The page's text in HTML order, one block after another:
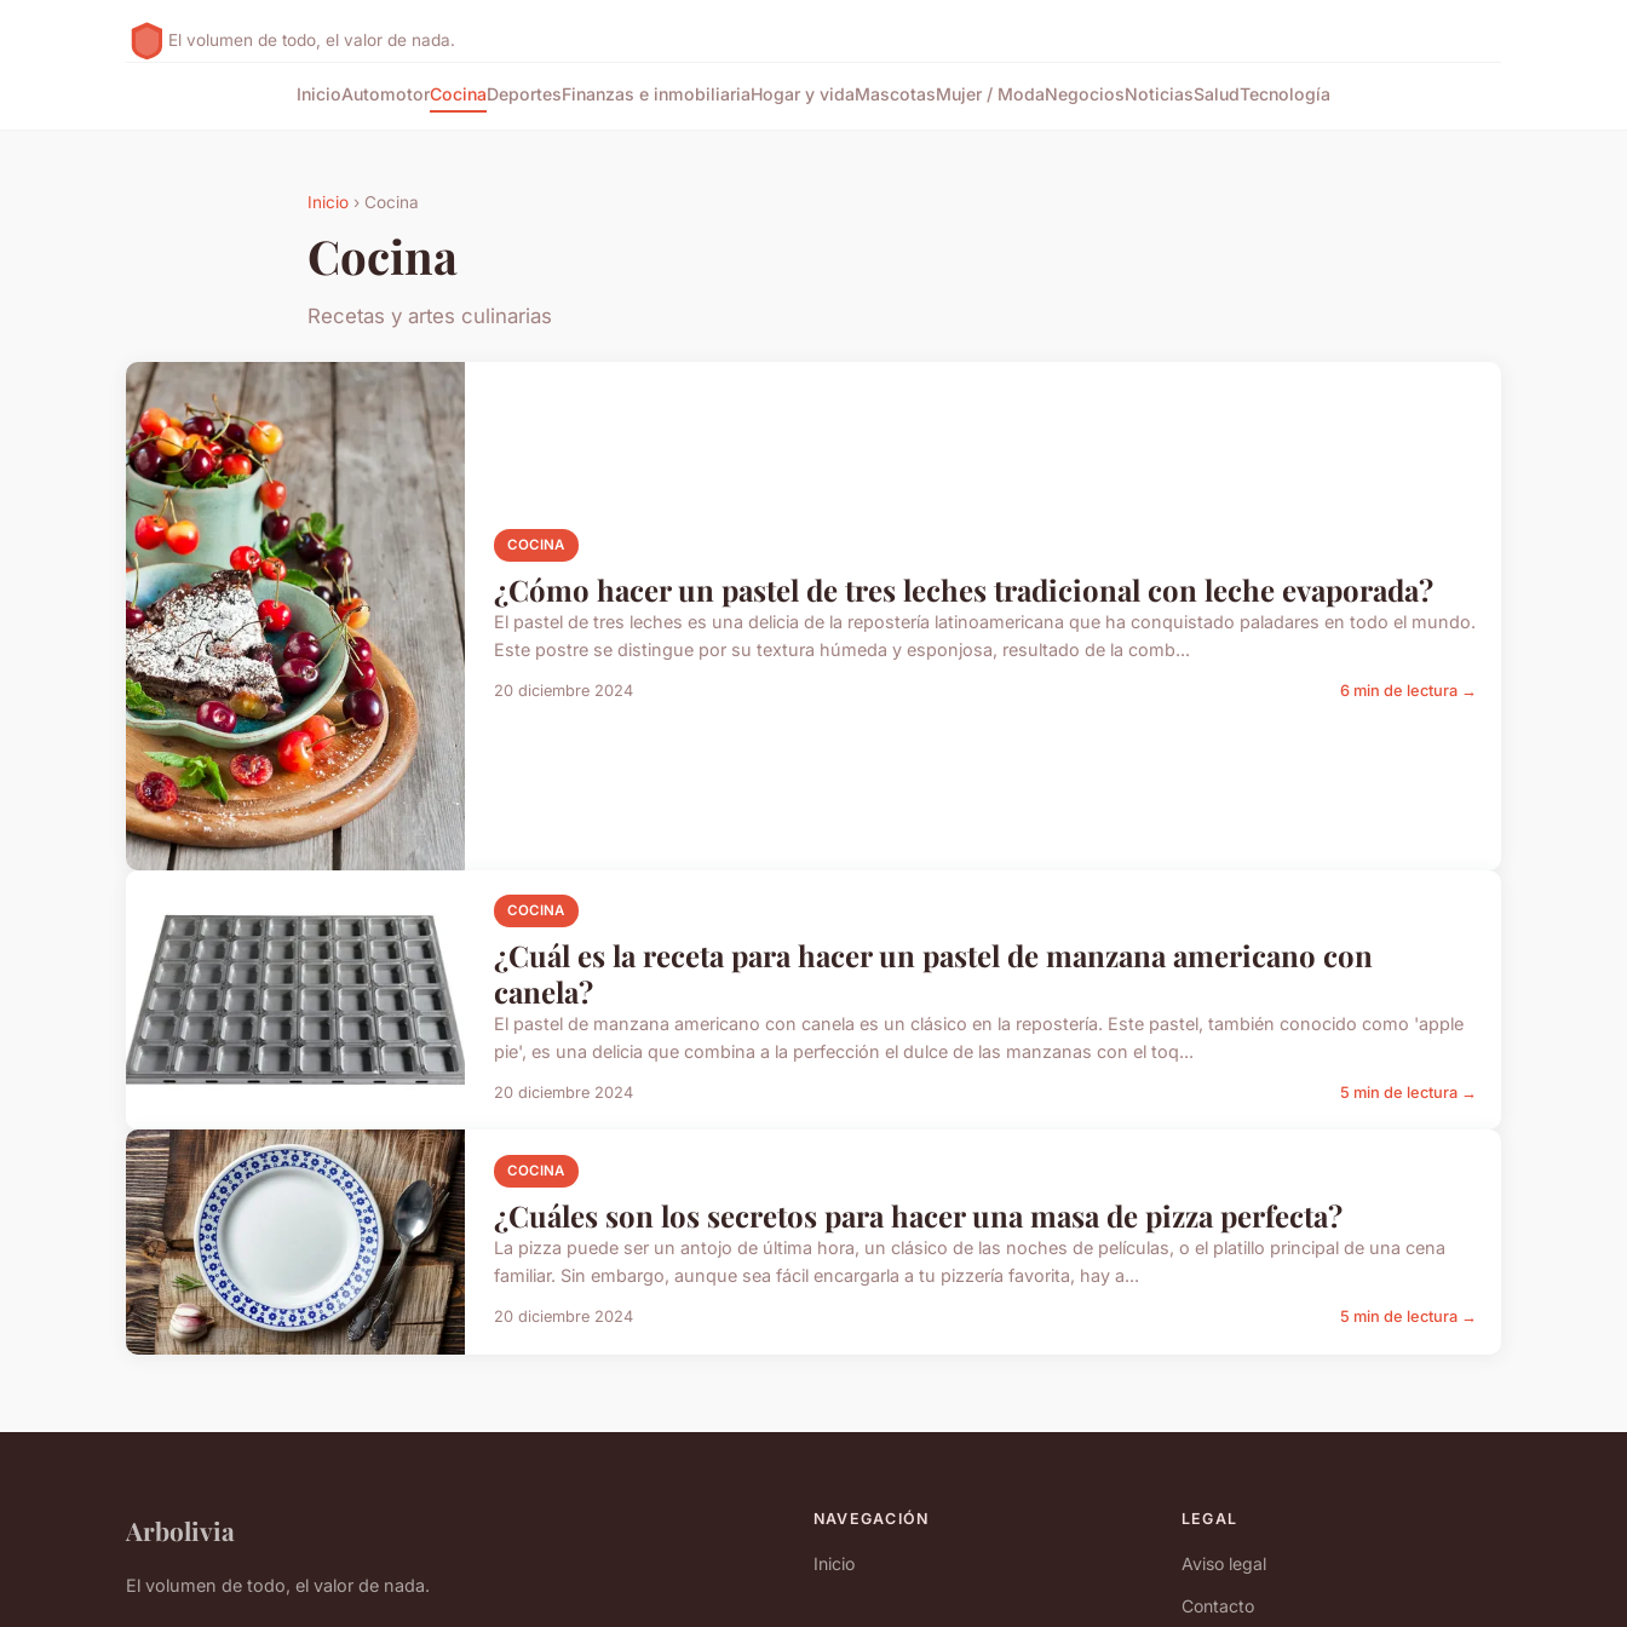
El volumen de todo, el valor de nada.
InicioAutomotorCocinaDeportesFinanzas e inmobiliariaHogar y vidaMascotasMujer / ModaNegociosNoticiasSaludTecnología
Inicio › Cocina
Cocina
Recetas y artes culinarias
COCINA
¿Cómo hacer un pastel de tres leches tradicional con leche evaporada?
El pastel de tres leches es una delicia de la repostería latinoamericana que ha conquistado paladares en todo el mundo.
Este postre se distingue por su textura húmeda y esponjosa, resultado de la comb...
20 diciembre 2024 6 min de lectura →
COCINA
¿Cuál es la receta para hacer un pastel de manzana americano con
canela?
El pastel de manzana americano con canela es un clásico en la repostería. Este pastel, también conocido como 'apple
pie', es una delicia que combina a la perfección el dulce de las manzanas con el toq...
20 diciembre 2024 5 min de lectura →
COCINA
¿Cuáles son los secretos para hacer una masa de pizza perfecta?
La pizza puede ser un antojo de última hora, un clásico de las noches de películas, o el platillo principal de una cena
familiar. Sin embargo, aunque sea fácil encargarla a tu pizzería favorita, hay a...
20 diciembre 2024 5 min de lectura →
Arbolivia
El volumen de todo, el valor de nada.
NAVEGACIÓN
Inicio
LEGAL
Aviso legal
Contacto